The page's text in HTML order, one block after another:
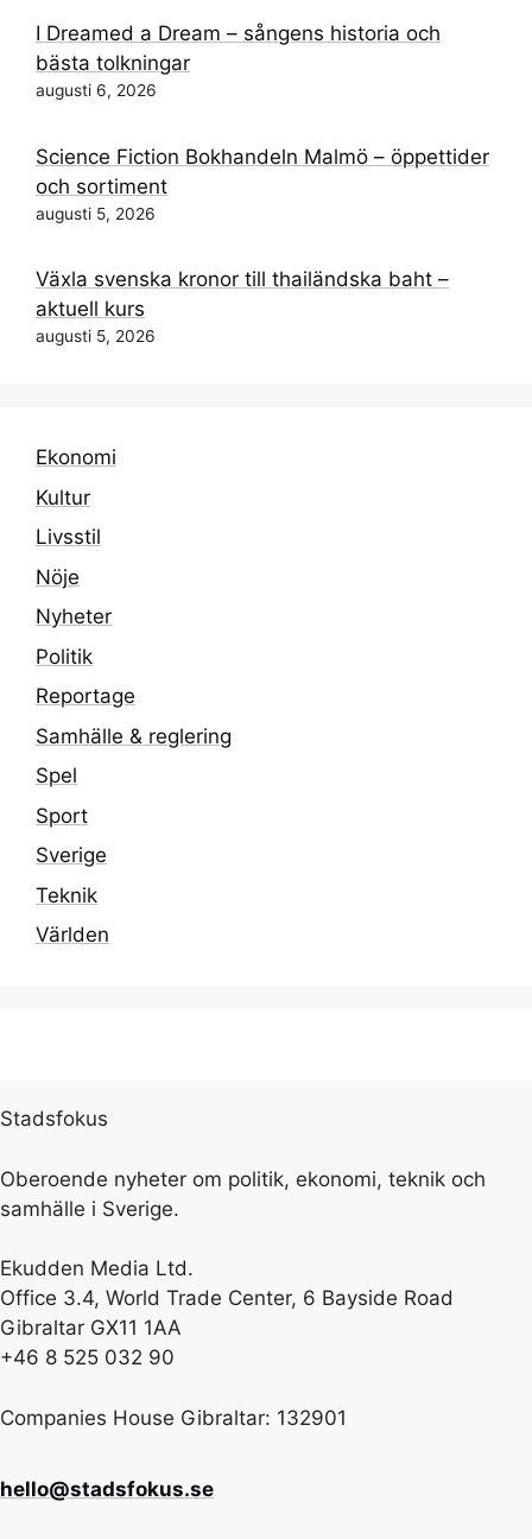
I Dreamed a Dream – sångens historia och
bästa tolkningar
augusti 6, 2026
Science Fiction Bokhandeln Malmö – öppettider
och sortiment
augusti 5, 2026
Växla svenska kronor till thailändska baht –
aktuell kurs
augusti 5, 2026
Ekonomi
Kultur
Livsstil
Nöje
Nyheter
Politik
Reportage
Samhälle & reglering
Spel
Sport
Sverige
Teknik
Världen
Stadsfokus
Oberoende nyheter om politik, ekonomi, teknik och
samhälle i Sverige.
Ekudden Media Ltd.
Office 3.4, World Trade Center, 6 Bayside Road
Gibraltar GX11 1AA
+46 8 525 032 90
Companies House Gibraltar: 132901
hello@stadsfokus.se